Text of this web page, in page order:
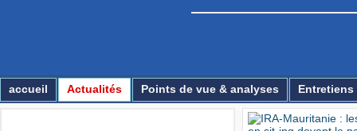
accueil Actualités Points de vue & analyses Entretiens